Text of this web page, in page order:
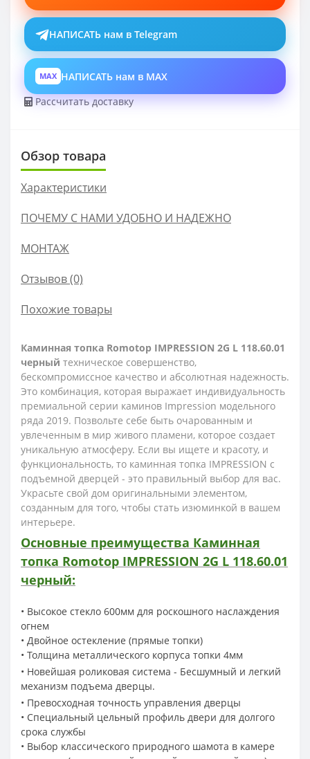
НАПИСАТЬ нам в Telegram
MAX НАПИСАТЬ нам в MAX
Рассчитать доставку
Обзор товара
Характеристики
ПОЧЕМУ С НАМИ УДОБНО И НАДЕЖНО
МОНТАЖ
Отзывов (0)
Похожие товары
Каминная топка Romotop IMPRESSION 2G L 118.60.01
черный техническое совершенство,
бескомпромиссное качество и абсолютная надежность.
Это комбинация, которая выражает индивидуальность
премиальной серии каминов Impression модельного
ряда 2019. Позвольте себе быть очарованным и
увлеченным в мир живого пламени, которое создает
уникальную атмосферу. Если вы ищете и красоту, и
функциональность, то каминная топка IMPRESSION с
подъемной дверцей - это правильный выбор для вас.
Украсьте свой дом оригинальными элементом,
созданным для того, чтобы стать изюминкой в вашем
интерьере.
Основные преимущества Каминная
топка Romotop IMPRESSION 2G L 118.60.01
черный:
• Высокое стекло 600мм для роскошного наслаждения
огнем
• Двойное остекление (прямые топки)
• Толщина металлического корпуса топки 4мм
• Новейшая роликовая система - Бесшумный и легкий
механизм подъема дверцы.
• Превосходная точность управления дверцы
• Специальный цельный профиль двери для долгого
срока службы
• Выбор классического природного шамота в камере